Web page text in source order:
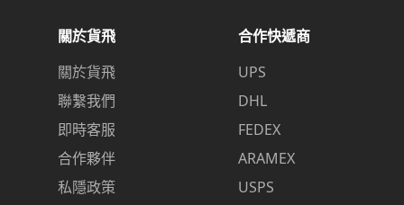
關於貨飛
關於貨飛
聯繫我們
即時客服
合作夥伴
私隱政策
合作快遞商
UPS
DHL
FEDEX
ARAMEX
USPS